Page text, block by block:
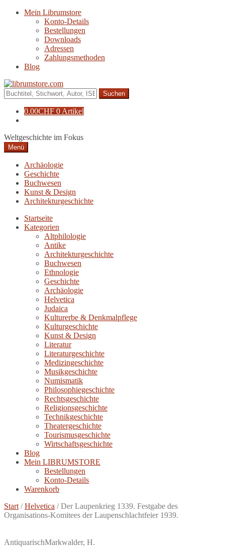
Navigation
Zum
Mein Librumstore
Konto-Details
Bestellungen
Downloads
Adressen
Zahlungsmethoden
Blog
Suche
nach:
0.00CHF 0 Artikel
Weltgeschichte im Fokus
Menü
Archäologie
Geschichte
Buchwesen
Kunst & Design
Architekturgeschichte
Startseite
Kategorien
Altphilologie
Antike
Architekturgeschichte
Buchwesen
Ethnologie
Geschichte
Archäologie
Helvetica
Judaica
Kulturerbe & Denkmalpflege
Kulturgeschichte
Kunst & Design
Literatur
Literaturgeschichte
Medizingeschichte
Musikgeschichte
Numismatik
Philosophiegeschichte
Rechtsgeschichte
Religionsgeschichte
Technikgeschichte
Theatergeschichte
Tourismusgeschichte
Wirtschaftsgeschichte
Blog
Mein LIBRUMSTORE
Bestellungen
Konto-Details
Warenkorb
Start /Helvetica /Der Laupenkrieg 1339. Festgabe des
Organisations-Komitees der Laupenschlachtfeier 1939.
AntiquarischMarkwalder, H.